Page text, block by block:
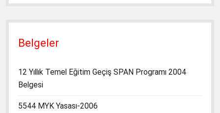
Belgeler
12 Yıllık Temel Eğitim Geçiş SPAN Programı 2004
Belgesi
5544 MYK Yasası-2006